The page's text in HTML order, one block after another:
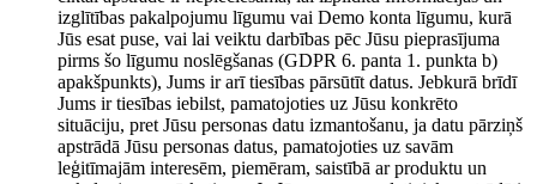
izglītības pakalpojumu līgumu vai Demo konta līgumu, kurā
Jūs esat puse, vai lai veiktu darbības pēc Jūsu pieprasījuma
pirms šo līgumu noslēgšanas (GDPR 6. panta 1. punkta b)
apakšpunkts), Jums ir arī tiesības pārsūtīt datus. Jebkurā brīdī
Jums ir tiesības iebilst, pamatojoties uz Jūsu konkrēto
situāciju, pret Jūsu personas datu izmantošanu, ja datu pārziņš
apstrādā Jūsu personas datus, pamatojoties uz savām
leģitīmajām interesēm, piemēram, saistībā ar produktu un